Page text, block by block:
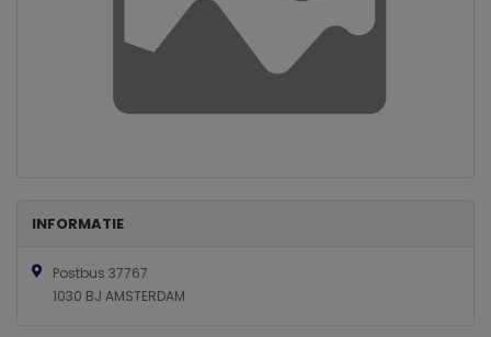
INFORMATIE
Postbus 37767
1030 BJ AMSTERDAM